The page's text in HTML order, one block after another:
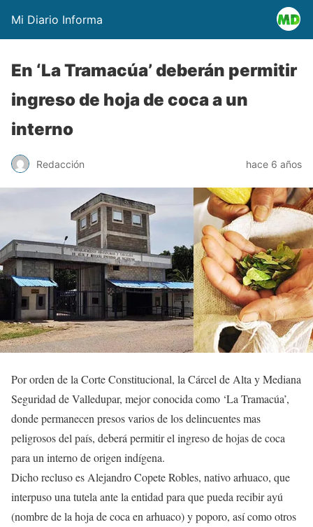
Mi Diario Informa
En ‘La Tramacúa’ deberán permitir
ingreso de hoja de coca a un
interno
Redacción hace 6 años
Por orden de la Corte Constitucional, la Cárcel de Alta y Mediana
Seguridad de Valledupar, mejor conocida como ‘La Tramacúa’,
donde permanecen presos varios de los delincuentes mas
peligrosos del país, deberá permitir el ingreso de hojas de coca
para un interno de origen indígena.
Dicho recluso es Alejandro Copete Robles, nativo arhuaco, que
interpuso una tutela ante la entidad para que pueda recibir ayú
(nombre de la hoja de coca en arhuaco) y poporo, así como otros